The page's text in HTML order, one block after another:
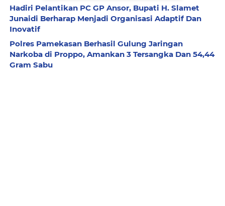
Hadiri Pelantikan PC GP Ansor, Bupati H. Slamet
Junaidi Berharap Menjadi Organisasi Adaptif Dan
Inovatif
Polres Pamekasan Berhasil Gulung Jaringan
Narkoba di Proppo, Amankan 3 Tersangka Dan 54,44
Gram Sabu